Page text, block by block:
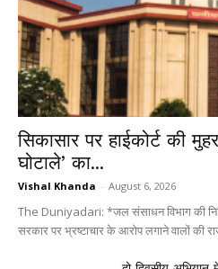
सिकासार पर हाईकोर्ट की
घोटाले’ का...
Vishal Khanda - August 6, 2026
The Duniyadari: *जल संसाधन विभाग की
सरकार पर भ्रष्टाचार के आरोप लगाने वालों की